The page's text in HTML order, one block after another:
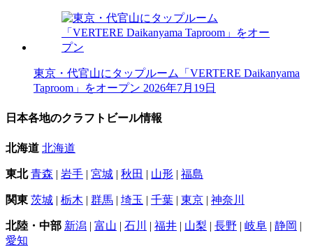
東京・代官山にタップルーム「VERTERE Daikanyama
Taproom」をオープン 2026年7月19日
日本各地のクラフトビール情報
北海道 北海道
東北 青森 | 岩手 | 宮城 | 秋田 | 山形 | 福島
関東 茨城 | 栃木 | 群馬 | 埼玉 | 千葉 | 東京 | 神奈川
北陸・中部 新潟 | 富山 | 石川 | 福井 | 山梨 | 長野 | 岐阜 | 静岡 |
愛知